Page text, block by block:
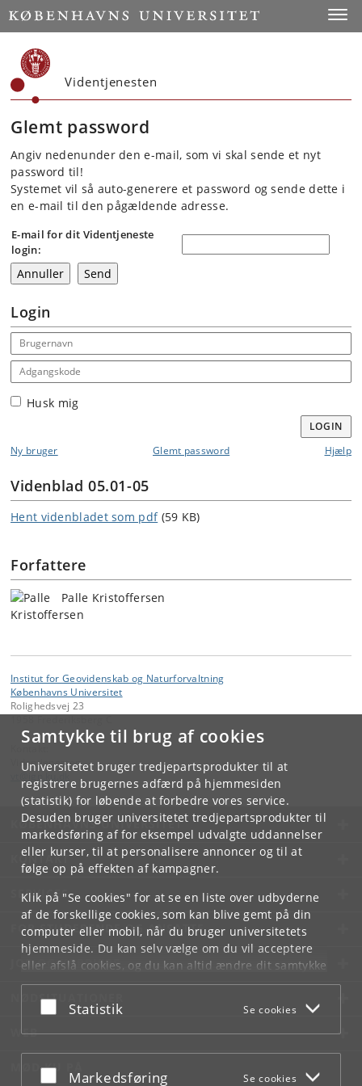
Samtykke til brug af cookies
Universitetet bruger tredjepartsprodukter til at
registrere brugernes adfærd på hjemmesiden
(statistik) for løbende at forbedre vores service.
Desuden bruger universitetet tredjepartsprodukter til
markedsføring af for eksempel udvalgte uddannelser
eller kurser, til at personalisere annoncer og til at
følge op på effekten af kampagner.
Klik på "Se cookies" for at se en liste over udbyderne
af de forskellige cookies, som kan blive gemt på din
computer eller mobil, når du bruger universitetets
hjemmeside. Du kan selv vælge om du vil acceptere
eller afslå cookies, og du kan altid ændre dit samtykke
underCookie- og privatlivspolitiksom du finder i
bunden af hver side.
Acceptér eller afslå
Statistik Se cookies
Acceptér eller afslå
Markedsføring Se cookies
Start
Videntjenesten
Glemt password
Angiv nedenunder den e-mail, som vi skal sende et nyt
password til!
Systemet vil så auto-generere et password og sende dette i
en e-mail til den pågældende adresse.
E-mail for dit Videntjeneste
login:
Login
Email address
Adgangskode
Husk mig
LOGIN
Ny bruger
Glemt password Hjælp
Videnblad 05.01-05
Hent videnbladet som pdf (59 KB)
Forfattere
Palle Kristoffersen
Institut for Geovidenskab og Naturforvaltning
Københavns Universitet
Rolighedsvej 23
Videntjenesten
KØBENHAVNS UNIVERSITET
KONTAKT
SERVICES
FOR STUDERENDE OG ANSATTE
JOB OG KARRIERE
NØDSITUATIONER
WEB
MØD KU PÅ